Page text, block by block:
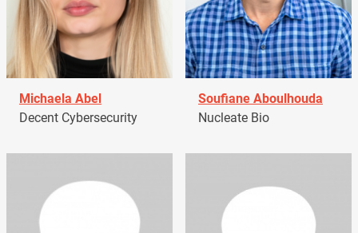
Michaela Abel
Decent Cybersecurity
Soufiane Aboulhouda
Nucleate Bio